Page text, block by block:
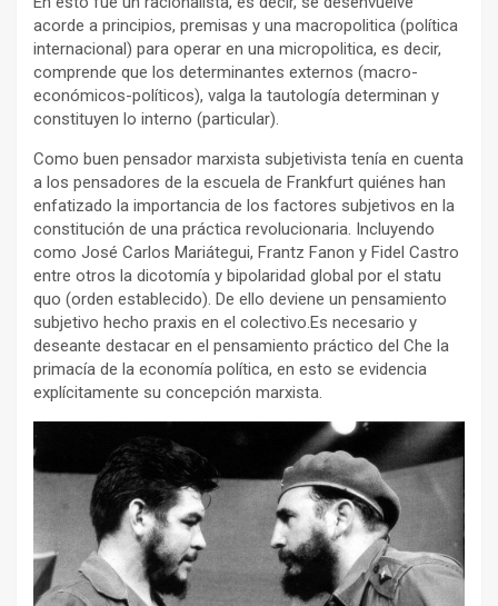
acorde a principios, premisas y una macropolitica (política
internacional) para operar en una micropolitica, es decir,
comprende que los determinantes externos (macro-
económicos-políticos), valga la tautología determinan y
constituyen lo interno (particular).
Como buen pensador marxista subjetivista tenía en cuenta
a los pensadores de la escuela de Frankfurt quiénes han
enfatizado la importancia de los factores subjetivos en la
constitución de una práctica revolucionaria. Incluyendo
como José Carlos Mariátegui, Frantz Fanon y Fidel Castro
entre otros la dicotomía y bipolaridad global por el statu
quo (orden establecido). De ello deviene un pensamiento
subjetivo hecho praxis en el colectivo.Es necesario y
deseante destacar en el pensamiento práctico del Che la
primacía de la economía política, en esto se evidencia
explícitamente su concepción marxista.